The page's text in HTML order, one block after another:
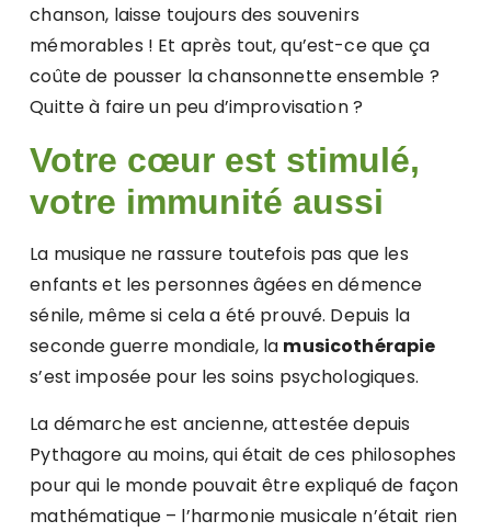
chanson, laisse toujours des souvenirs
mémorables ! Et après tout, qu’est-ce que ça
coûte de pousser la chansonnette ensemble ?
Quitte à faire un peu d’improvisation ?
Votre cœur est stimulé,
votre immunité aussi
La musique ne rassure toutefois pas que les
enfants et les personnes âgées en démence
sénile, même si cela a été prouvé. Depuis la
seconde guerre mondiale, la musicothérapie
s’est imposée pour les soins psychologiques.
La démarche est ancienne, attestée depuis
Pythagore au moins, qui était de ces philosophes
pour qui le monde pouvait être expliqué de façon
mathématique – l’harmonie musicale n’était rien